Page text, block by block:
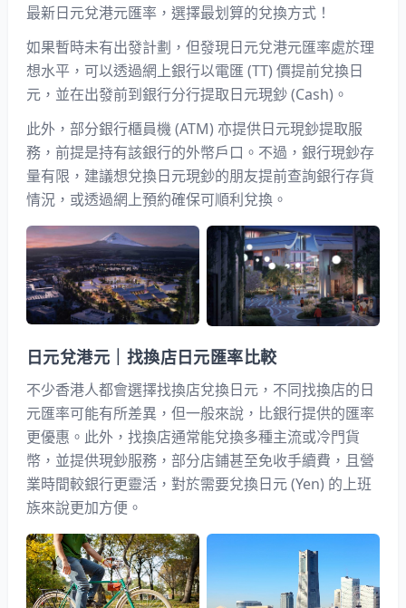
最新日元兌港元匯率 ，選擇最划算的兌換方式！
如果暫時未有出發計劃，但發現日元兌港元匯率處於理
想水平，可以透過網上銀行以電匯 (TT) 價提前兌換日
元，並在出發前到銀行分行提取日元現鈔 (Cash)。
此外，部分銀行櫃員機 (ATM) 亦提供日元現鈔提取服
務，前提是持有該銀行的外幣戶口。不過，銀行現鈔存
量有限，建議想兌換日元現鈔的朋友提前查詢銀行存貨
情況，或透過網上預約確保可順利兌換。
日元兌港元｜找換店日元匯率比較
不少香港人都會選擇找換店兌換日元，不同找換店的日
元匯率可能有所差異，但一般來說，比銀行提供的匯率
更優惠。此外，找換店通常能兌換多種主流或冷門貨
幣，並提供現鈔服務，部分店鋪甚至免收手續費，且營
業時間較銀行更靈活，對於需要兌換日元 (Yen) 的上班
族來說更加方便。